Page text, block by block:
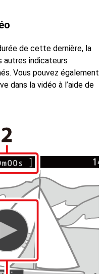
de cette dernière, la
indicateurs
Vous pouvez également
dans la vidéo à l’aide de